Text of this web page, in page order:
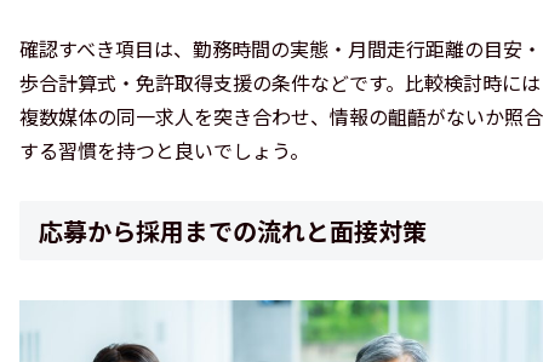
確認すべき項目は、勤務時間の実態・月間走行距離の目安・
歩合計算式・免許取得支援の条件などです。比較検討時には
複数媒体の同一求人を突き合わせ、情報の齟齬がないか照合
する習慣を持つと良いでしょう。
応募から採用までの流れと面接対策